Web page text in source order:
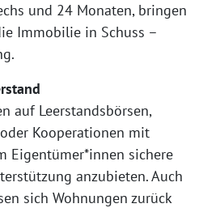
und 24 Monaten, bringen
Immobilie in Schuss –
auf Leerstandsbörsen,
Kooperationen mit
Eigentümer*innen sichere
anzubieten. Auch
sich Wohnungen zurück